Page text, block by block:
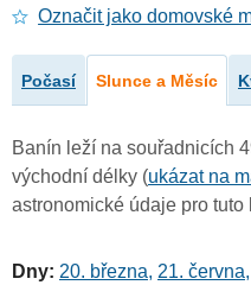
Označit jako domovské
Počasí Slunce a Měsíc
Banín leží na souřadnicích
východní délky (ukázat na
astronomické údaje pro tuto
Dny: 20. března, 21. června,